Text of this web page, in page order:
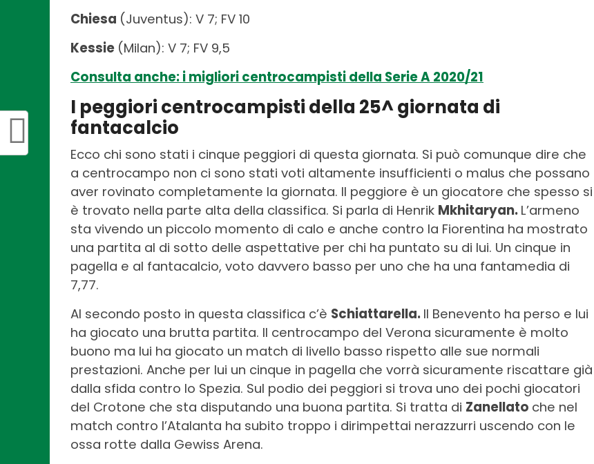
Chiesa (Juventus): V 7; FV 10
Kessie (Milan): V 7; FV 9,5
Consulta anche: i migliori centrocampisti della Serie A 2020/21
I peggiori centrocampisti della 25^ giornata di
fantacalcio
Ecco chi sono stati i cinque peggiori di questa giornata. Si può comunque dire che
a centrocampo non ci sono stati voti altamente insufficienti o malus che possano
aver rovinato completamente la giornata. Il peggiore è un giocatore che spesso si
è trovato nella parte alta della classifica. Si parla di Henrik Mkhitaryan. L’armeno
sta vivendo un piccolo momento di calo e anche contro la Fiorentina ha mostrato
una partita al di sotto delle aspettative per chi ha puntato su di lui. Un cinque in
pagella e al fantacalcio, voto davvero basso per uno che ha una fantamedia di
7,77.
Al secondo posto in questa classifica c’è Schiattarella. Il Benevento ha perso e lui
ha giocato una brutta partita. Il centrocampo del Verona sicuramente è molto
buono ma lui ha giocato un match di livello basso rispetto alle sue normali
prestazioni. Anche per lui un cinque in pagella che vorrà sicuramente riscattare già
dalla sfida contro lo Spezia. Sul podio dei peggiori si trova uno dei pochi giocatori
del Crotone che sta disputando una buona partita. Si tratta di Zanellato che nel
match contro l’Atalanta ha subito troppo i dirimpettai nerazzurri uscendo con le
ossa rotte dalla Gewiss Arena.